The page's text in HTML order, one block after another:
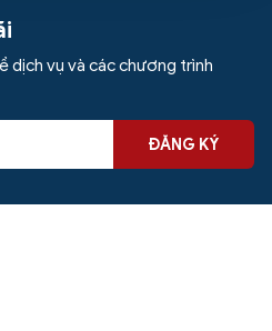
dịch vụ và các chương trình
ĐĂNG KÝ